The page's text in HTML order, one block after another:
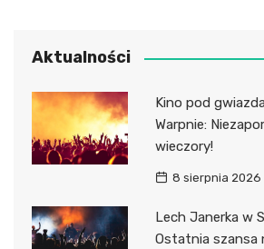
Aktualności
Kino pod
Warpnie:
wieczory!
8 sierpnia 2026
Lech Janerka w
Ostatnia szansa